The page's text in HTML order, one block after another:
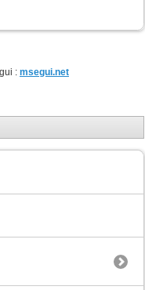
: msegui.net